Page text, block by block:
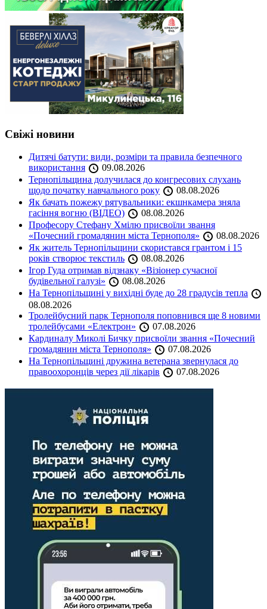
Свіжі новини
Дитячі батути: види, розміри та правила безпечного
використання
09.08.2026
Тернопільщина долучилася до конгресових слухань
щодо початку навчального року
08.08.2026
Як бачать пожежу рятувальники: екшнкамера зняла
гасіння вогню (ВІДЕО)
08.08.2026
Професору Стефану Хмілю присвоїли звання
«Почесний громадянин міста Тернополя»
08.08.2026
Як житель Тернопільщини скористався грантом і 15
років створює текстиль
08.08.2026
Ігор Гуда отримав відзнаку «Візіонер сучасної
будівельної галузі»
08.08.2026
На Тернопільщині у вихідні буде до 28 градусів тепла
08.08.2026
Тролейбусний парк Тернополя поповнився ще 8 новими
тролейбусами «Електрон»
07.08.2026
Кардиналу Миколі Бичку присвоїли звання «Почесний
громадянин міста Тернополя»
07.08.2026
На Тернопільщині дружина ветерана звернулася до
правоохоронців через дії лікарів
07.08.2026